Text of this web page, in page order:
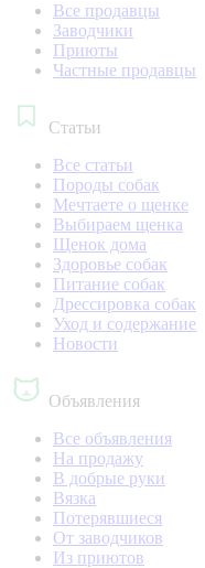
Все продавцы
Заводчики
Приюты
Частные продавцы
Статьи
Все статьи
Породы собак
Мечтаете о щенке
Выбираем щенка
Щенок дома
Здоровье собак
Питание собак
Дрессировка собак
Уход и содержание
Новости
Объявления
Все объявления
На продажу
В добрые руки
Вязка
Потерявшиеся
От заводчиков
Из приютов